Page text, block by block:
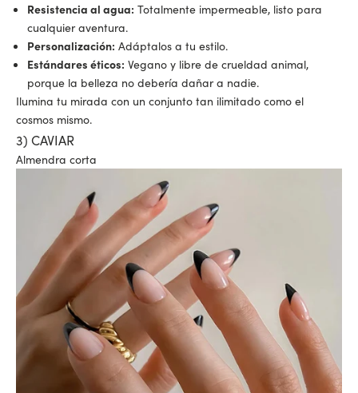
Resistencia al agua: Totalmente impermeable, listo para
cualquier aventura.
Personalización: Adáptalos a tu estilo.
Estándares éticos: Vegano y libre de crueldad animal,
porque la belleza no debería dañar a nadie.
Ilumina tu mirada con un conjunto tan ilimitado como el
cosmos mismo.
3) CAVIAR
Almendra corta